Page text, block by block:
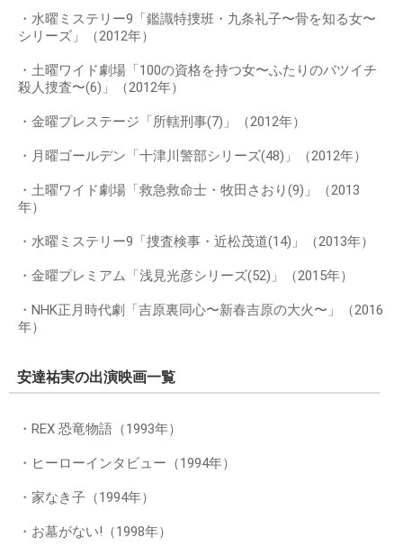
・水曜ミステリー9「鑑識特捜班・九条礼子〜骨を知る女〜
シリーズ」（2012年）
・土曜ワイド劇場「100の資格を持つ女〜ふたりのバツイチ
殺人捜査〜(6)」（2012年）
・金曜プレステージ「所轄刑事(7)」（2012年）
・月曜ゴールデン「十津川警部シリーズ(48)」（2012年）
・土曜ワイド劇場「救急救命士・牧田さおり(9)」（2013
年）
・水曜ミステリー9「捜査検事・近松茂道(14)」（2013年）
・金曜プレミアム「浅見光彦シリーズ(52)」（2015年）
・NHK正月時代劇「吉原裏同心〜新春吉原の大火〜」（2016
年）
安達祐実の出演映画一覧
・REX 恐竜物語（1993年）
・ヒーローインタビュー（1994年）
・家なき子（1994年）
・お墓がない!（1998年）